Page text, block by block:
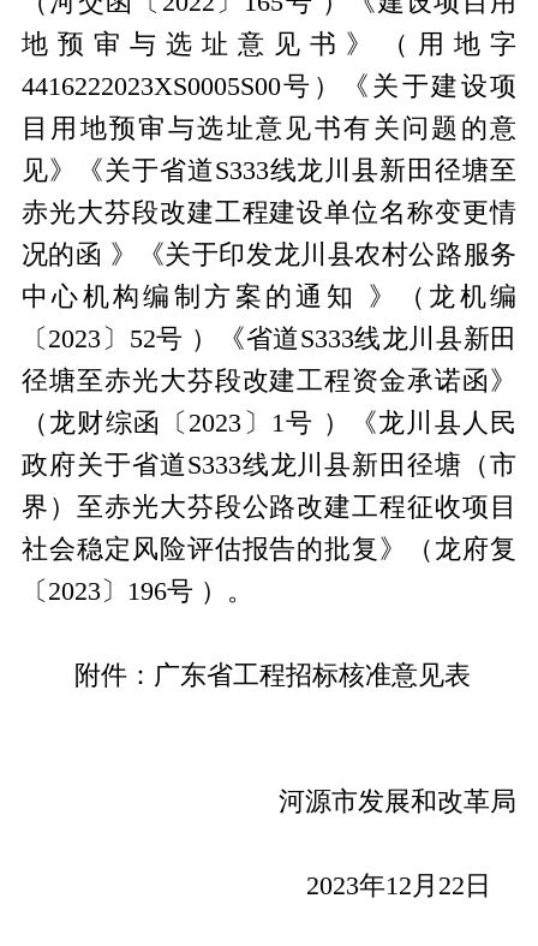
地预审与选址意见书》（用地字
4416222023XS0005S00号）《关于建设项
目用地预审与选址意见书有关问题的意
见》《关于省道S333线龙川县新田径塘至
赤光大芬段改建工程建设单位名称变更情
况的函 》《关于印发龙川县农村公路服务
中心机构编制方案的通知 》（龙机编
〔 2023 〕 52号 ）《省道S333线龙川县新田
径塘至赤光大芬段改建工程资金承诺函》
（龙财综函〔 2023 〕 1 号 ）《龙川县人民
政府关于省道S333线龙川县新田径塘（市
界）至赤光大芬段公路改建工程征收项目
社会稳定风险评估报告的批复》（龙府复
〔 2023 〕 196号 ）。
附件：广东省工程招标核准意见表
河源市发展和改革局
2023年12 月 22 日